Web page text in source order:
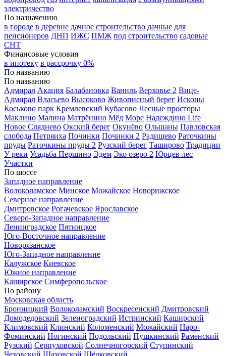
электричество
По назначению
в городе в деревне дачное строительство дачные для
пенсионеров ДНП ИЖС ПМЖ под строительство садовые
СНТ
Финансовые условия
в ипотеку в рассрочку 0%
По названию
По названию
Адмирал Акация Балабановка Ваниль Верховье 2 Вице-
Адмирал Власьево Высоково Живописный берег Исконы
Коськово парк Кремлевский Кубасово Лесные просторы
Маклино Малина Матрёнино Мёд Море Надеждино Life
Новое Сляднево Окский берег Окунёво Ольшаны Павловская
слобода Петряиха Починки Починки 2 Радищево Раточкины
пруды Раточкины пруды 2 Рузский берег Таширово Традиции
У реки Усадьба Першино Эдем Эко озеро 2 Юрцев лес
Участки
По шоссе
Западное направление
Волоколамское Минское Можайское Новорижское
Северное направление
Дмитровское Рогачевское Ярославское
Северо-Западное направление
Ленинградское Пятницкое
Юго-Восточное направление
Новорязанское
Юго-Западное направление
Калужское Киевское
Южное направление
Каширское Симферопольское
По району
Московская область
Бронницкий Волоколамский Воскресенский Дмитровский
Домодедовский Зеленоградский Истринский Каширский
Климовский Клинский Коломенский Можайский Наро-
Фоминский Ногинский Подольский Пушкинский Раменский
Рузский Серпуховской Солнечногорский Ступинский
Чеховский Шаховской Щёлковский